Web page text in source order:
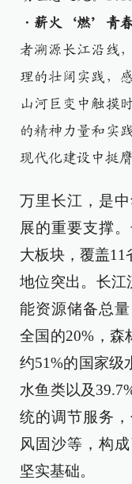
·薪火‘燃’青
者溯源长江沿线
理的壮阔实践，
山河巨变中触摸
的精神力量和实
现代化建设中挺膺
万里长江，是
展的重要支撑
大板块，覆盖11
地位突出。长江
能资源储备总
全国的20%，森
约51%的国家级
水鱼类以及
统的调节服务
风固沙等，构
坚实基础。